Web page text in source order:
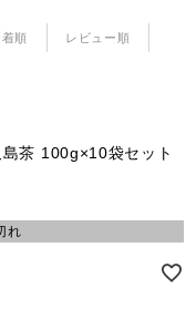
着順 レビュー順
茶 100g×10袋セット
れ